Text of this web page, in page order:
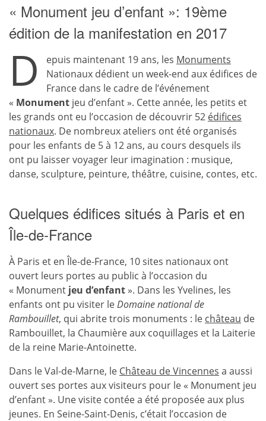
« Monument jeu d’enfant »: 19ème
édition de la manifestation en 2017
D epuis maintenant 19 ans, les Monuments
Nationaux dédient un week-end aux édifices de
France dans le cadre de l’événement
« Monument jeu d’enfant ». Cette année, les petits et
les grands ont eu l’occasion de découvrir 52 édifices
nationaux. De nombreux ateliers ont été organisés
pour les enfants de 5 à 12 ans, au cours desquels ils
ont pu laisser voyager leur imagination : musique,
danse, sculpture, peinture, théâtre, cuisine, contes, etc.
Quelques édifices situés à Paris et en
Île-de-France
À Paris et en Île-de-France, 10 sites nationaux ont
ouvert leurs portes au public à l’occasion du
« Monument jeu d’enfant ». Dans les Yvelines, les
enfants ont pu visiter leDomaine national de
Rambouillet, qui abrite trois monuments : le château de
Rambouillet, la Chaumière aux coquillages et la Laiterie
de la reine Marie-Antoinette.
Dans le Val-de-Marne, le Château de Vincennes a aussi
ouvert ses portes aux visiteurs pour le « Monument jeu
d’enfant ». Une visite contée a été proposée aux plus
jeunes. En Seine-Saint-Denis, c’était l’occasion de